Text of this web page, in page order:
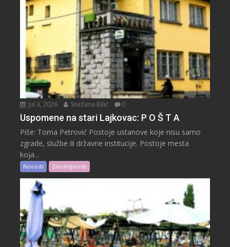
Jul 3, 2026 Snežana Bilić 0
Uspomene na stari Lajkovac: P O Š T A
Piše: Toma Petrović Postoje ustanove koje nisu samo
zgrade, službe ili državne institucije. Postoje mesta
koja...
Novosti Zanimljivosti